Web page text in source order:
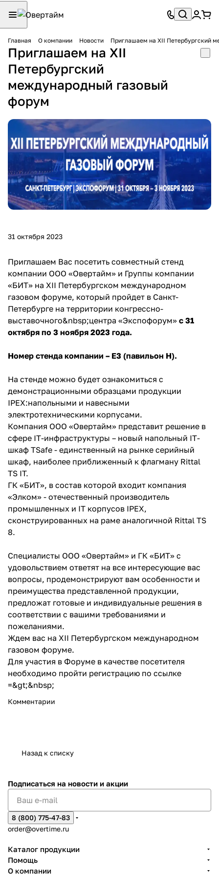
Главная О компании Новости Приглашаем на ХII Петербургский
Приглашаем на ХII
Петербургский
международный газовый
форум
31 октября 2023
Приглашаем Вас посетить совместный стенд
компании ООО «Овертайм» и Группы компании
«БИТ» на ХII Петербургском международном
газовом форуме, который пройдет в Санкт-
Петербурге на территории конгрессно-
выставочного&nbsp;центра «Экспофорум» с 31
октября по 3 ноября 2023 года.
Номер стенда компании – E3 (павильон H).
На стенде можно будет ознакомиться с
демонстрационными образцами продукции
IPEX:напольными и навесными
электротехническими корпусами.
Компания ООО «Овертайм» представит решение в
сфере IT-инфраструктуры – новый напольный IT-
шкаф TSafe - единственный на рынке серийный
шкаф, наиболее приближенный к флагману Rittal
TS IT.
ГК «БИТ», в состав которой входит компания
«Элком» - отечественный производитель
промышленных и IT корпусов IPEX,
сконструированных на раме аналогичной Rittal TS
8.
Специалисты ООО «Овертайм» и ГК «БИТ» с
удовольствием ответят на все интересующие вас
вопросы, продемонстрируют вам особенности и
преимущества представленной продукции,
предложат готовые и индивидуальные решения в
соответствии с вашими требованиями и
пожеланиями.
Ждем вас на XII Петербургском международном
газовом форуме.
Для участия в Форуме в качестве посетителя
необходимо пройти регистрацию по ссылке
=&gt;&nbsp;
Комментарии
Назад к списку
Подписаться на новости и акции
8 (800) 775-47-83
order@overtime.ru
Каталог продукции
Помощь
О компании